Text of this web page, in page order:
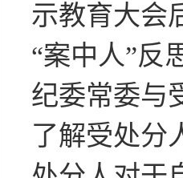
示教育大会
“案中人”反
纪委常委与
了解受处分